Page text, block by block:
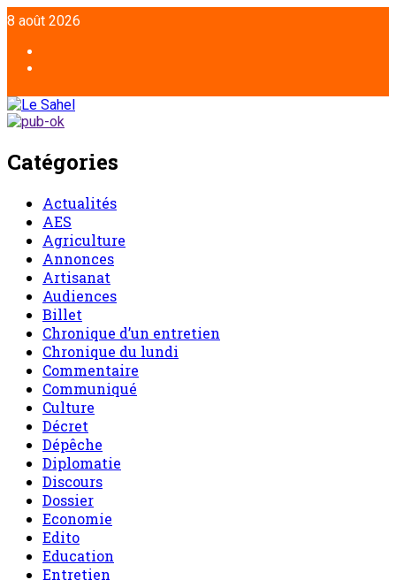
8 août 2026
Catégories
Actualités
AES
Agriculture
Annonces
Artisanat
Audiences
Billet
Chronique d’un entretien
Chronique du lundi
Commentaire
Communiqué
Culture
Décret
Dépêche
Diplomatie
Discours
Dossier
Economie
Edito
Education
Entretien